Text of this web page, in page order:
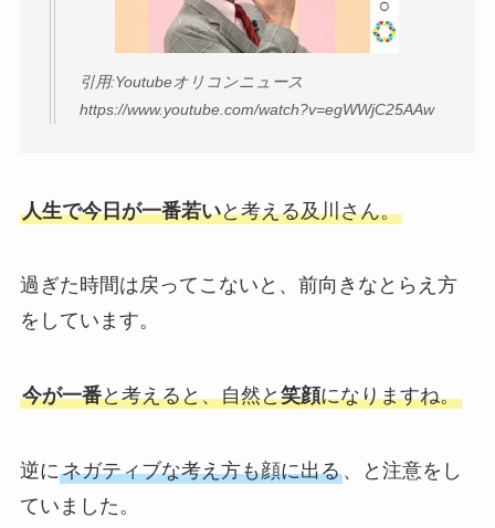
引用:Youtubeオリコンニュース
https://www.youtube.com/watch?v=egWWjC25AAw
人生で今日が一番若いと考える及川さん。
過ぎた時間は戻ってこないと、前向きなとらえ方
をしています。
今が一番と考えると、自然と笑顔になりますね。
逆にネガティブな考え方も顔に出る、と注意をし
ていました。